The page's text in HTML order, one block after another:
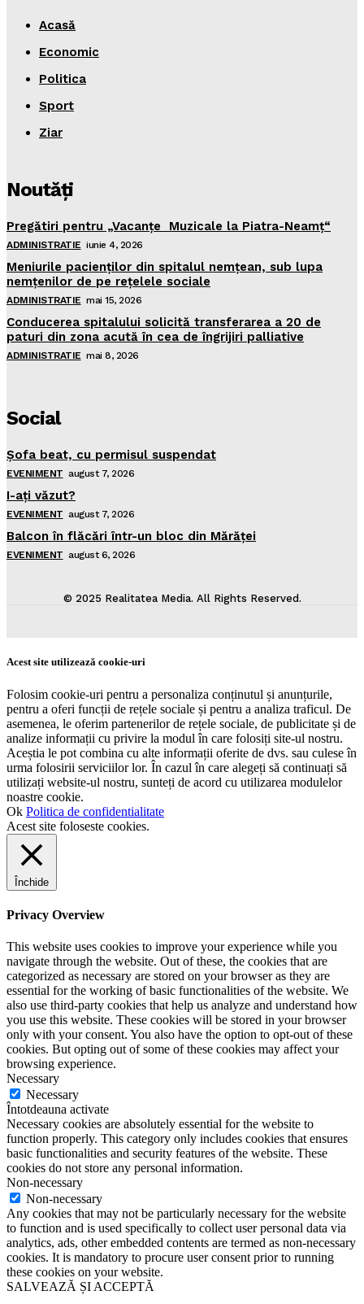
Acasă
Economic
Politica
Sport
Ziar
Noutăţi
Pregătiri pentru „Vacanţe Muzicale la Piatra-Neamţ“
ADMINISTRATIE iunie 4, 2026
Meniurile pacienţilor din spitalul nemţean, sub lupa
nemţenilor de pe reţelele sociale
ADMINISTRATIE mai 15, 2026
Conducerea spitalului solicită transferarea a 20 de
paturi din zona acută în cea de îngrijiri palliative
ADMINISTRATIE mai 8, 2026
Social
Şofa beat, cu permisul suspendat
EVENIMENT august 7, 2026
I-aţi văzut?
EVENIMENT august 7, 2026
Balcon în flăcări într-un bloc din Mărăţei
EVENIMENT august 6, 2026
© 2025 Realitatea Media. All Rights Reserved.
Acest site utilizează cookie-uri
Folosim cookie-uri pentru a personaliza conținutul și anunțurile,
pentru a oferi funcții de rețele sociale și pentru a analiza traficul. De
asemenea, le oferim partenerilor de rețele sociale, de publicitate și de
analize informații cu privire la modul în care folosiți site-ul nostru.
Aceștia le pot combina cu alte informații oferite de dvs. sau culese în
urma folosirii serviciilor lor. În cazul în care alegeți să continuați să
utilizați website-ul nostru, sunteți de acord cu utilizarea modulelor
noastre cookie.
Ok Politica de confidentialitate
Acest site foloseste cookies.
Închide
Privacy Overview
This website uses cookies to improve your experience while you
navigate through the website. Out of these, the cookies that are
categorized as necessary are stored on your browser as they are
essential for the working of basic functionalities of the website. We
also use third-party cookies that help us analyze and understand how
you use this website. These cookies will be stored in your browser
only with your consent. You also have the option to opt-out of these
cookies. But opting out of some of these cookies may affect your
browsing experience.
Necessary
Necessary
Întotdeauna activate
Necessary cookies are absolutely essential for the website to
function properly. This category only includes cookies that ensures
basic functionalities and security features of the website. These
cookies do not store any personal information.
Non-necessary
Non-necessary
Any cookies that may not be particularly necessary for the website
to function and is used specifically to collect user personal data via
analytics, ads, other embedded contents are termed as non-necessary
cookies. It is mandatory to procure user consent prior to running
these cookies on your website.
SALVEAZĂ ȘI ACCEPTĂ